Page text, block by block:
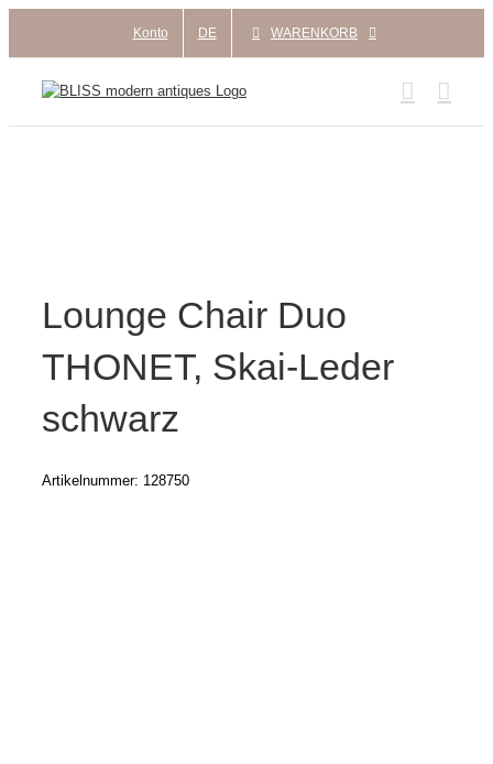
springen
Konto DE WARENKORB
Lounge Chair Duo
THONET, Skai-Leder
schwarz
Artikelnummer: 128750